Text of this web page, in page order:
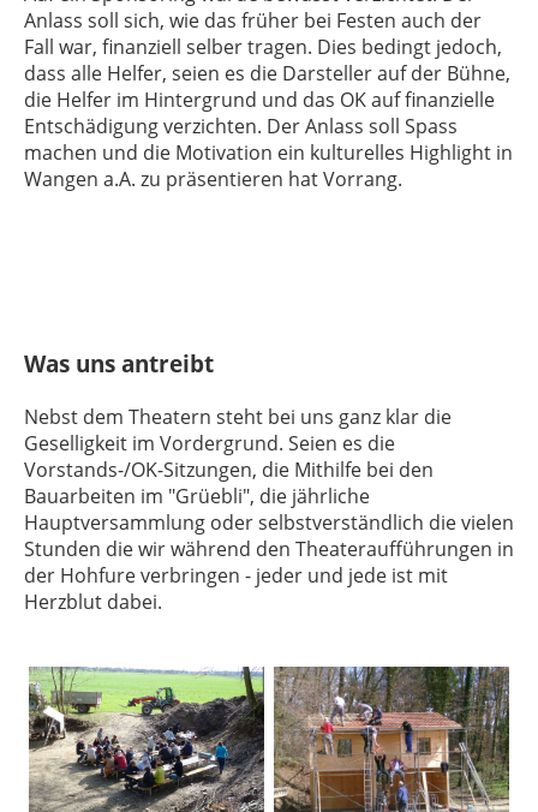
Anlass soll sich, wie das früher bei Festen auch der
Fall war, finanziell selber tragen. Dies bedingt jedoch,
dass alle Helfer, seien es die Darsteller auf der Bühne,
die Helfer im Hintergrund und das OK auf finanzielle
Entschädigung verzichten. Der Anlass soll Spass
machen und die Motivation ein kulturelles Highlight in
Wangen a.A. zu präsentieren hat Vorrang.
Was uns antreibt
Nebst dem Theatern steht bei uns ganz klar die
Geselligkeit im Vordergrund. Seien es die
Vorstands-/OK-Sitzungen, die Mithilfe bei den
Bauarbeiten im "Grüebli", die jährliche
Hauptversammlung oder selbstverständlich die vielen
Stunden die wir während den Theateraufführungen in
der Hohfure verbringen - jeder und jede ist mit
Herzblut dabei.